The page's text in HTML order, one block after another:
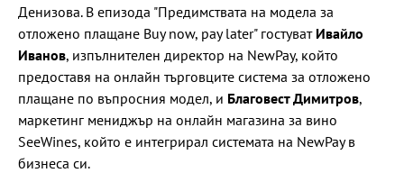
Денизова. В епизода "Предимствата на модела за
отложено плащане Buy now, pay later" гостуват Ивайло
Иванов, изпълнителен директор на NewPay, който
предоставя на онлайн търговците система за отложено
плащане по въпросния модел, и Благовест Димитров,
маркетинг мениджър на онлайн магазина за вино
SeeWines, който е интегрирал системата на NewPay в
бизнеса си.